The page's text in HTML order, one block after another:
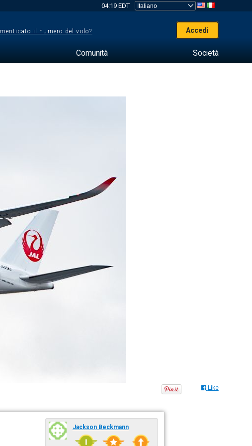
04:19 EDT
il numero del volo? Accedi
Comunità Società
Like
Jackson Beckmann